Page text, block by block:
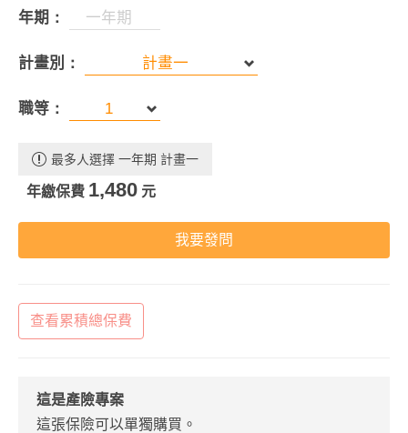
年期：
計畫別：
職等：
最多人選擇 一年期 計畫一
年繳保費 1,480 元
我要發問
查看累積總保費
這是產險專案
這張保險可以單獨購買。